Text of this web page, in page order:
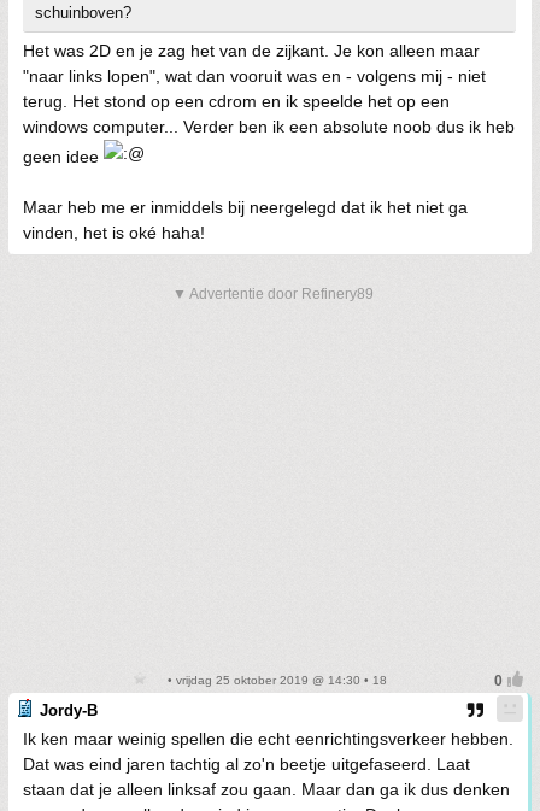
schuinboven?
Het was 2D en je zag het van de zijkant. Je kon alleen maar
"naar links lopen", wat dan vooruit was en - volgens mij - niet
terug. Het stond op een cdrom en ik speelde het op een
windows computer... Verder ben ik een absolute noob dus ik heb
geen idee
Maar heb me er inmiddels bij neergelegd dat ik het niet ga
vinden, het is oké haha!
▼ Advertentie door Refinery89
• vrijdag 25 oktober 2019 @ 14:30 • 18
Jordy-B
Ik ken maar weinig spellen die echt eenrichtingsverkeer hebben.
Dat was eind jaren tachtig al zo'n beetje uitgefaseerd. Laat
staan dat je alleen linksaf zou gaan. Maar dan ga ik dus denken